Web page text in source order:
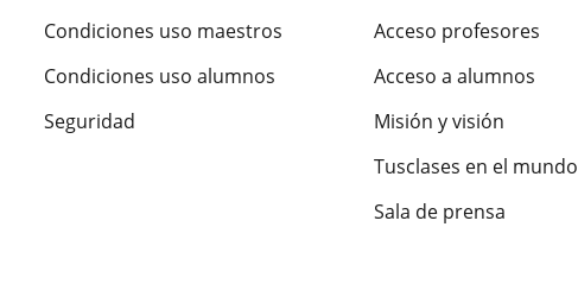
Condiciones uso maestros
Condiciones uso alumnos
Seguridad
Acceso profesores
Acceso a alumnos
Misión y visión
Tusclases en el mundo
Sala de prensa